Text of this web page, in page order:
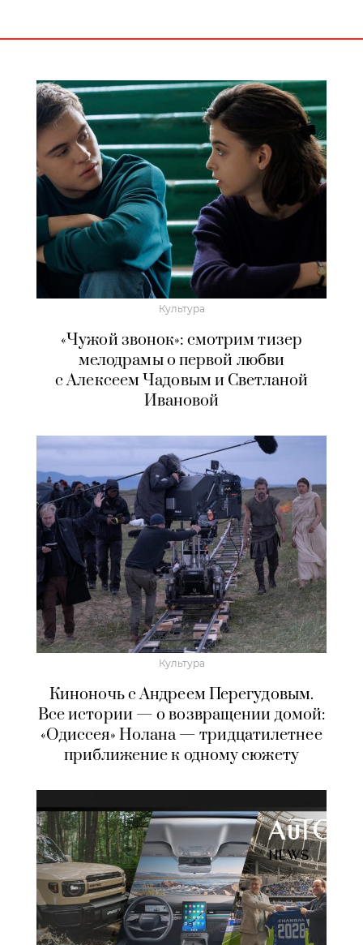
Культура
«Чужой звонок»: смотрим тизер
мелодрамы о первой любви
с Алексеем Чадовым и Светланой
Ивановой
Культура
Киноночь с Андреем Перегудовым.
Все истории — о возвращении домой:
«Одиссея» Нолана — тридцатилетнее
приближение к одному сюжету